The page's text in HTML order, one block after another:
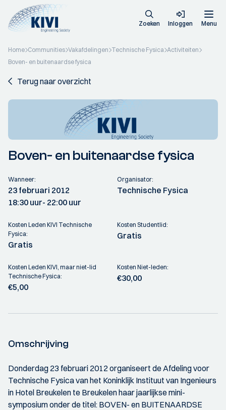
Zoeken Inloggen Menu
Home Communities Vakafdelingen Technische Fysica Activiteiten
Boven- en buitenaardse fysica
Terug naar overzicht
Boven- en buitenaardse fysica
Wanneer:
23 februari 2012
18:30 uur- 22:00 uur
Organisator:
Technische Fysica
Kosten Leden KIVI Technische
Fysica:
Gratis
Kosten Studentlid:
Gratis
Kosten Leden KIVI, maar niet-lid
Technische Fysica:
€5,00
Kosten Niet-leden:
€30,00
Omschrijving
Donderdag 23 februari 2012 organiseert de Afdeling voor
Technische Fysica van het Koninklijk Instituut van Ingenieurs
in Hotel Breukelen te Breukelen haar jaarlijkse mini-
symposium onder de titel: BOVEN- en BUITENAARDSE